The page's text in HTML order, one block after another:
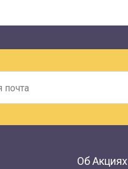
Об Акциях